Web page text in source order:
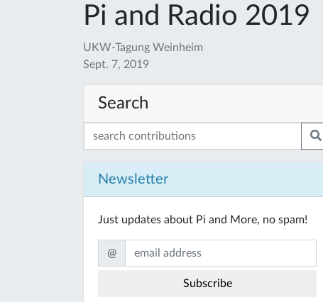
Pi and Radio 2019
UKW-Tagung Weinheim
Sept. 7, 2019
Search
Newsletter
Just updates about Pi and More, no spam!
@